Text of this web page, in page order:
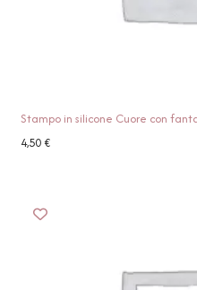
Stampo in silicone Cuore con
4,50€